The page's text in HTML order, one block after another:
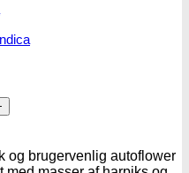
og brugervenlig autoflower